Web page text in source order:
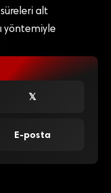
alt
yöntemiyle
𝕏
E-posta